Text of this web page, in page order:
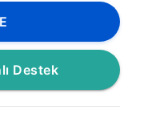
Destek